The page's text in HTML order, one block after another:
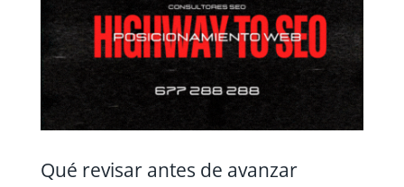
Qué revisar antes de avanzar